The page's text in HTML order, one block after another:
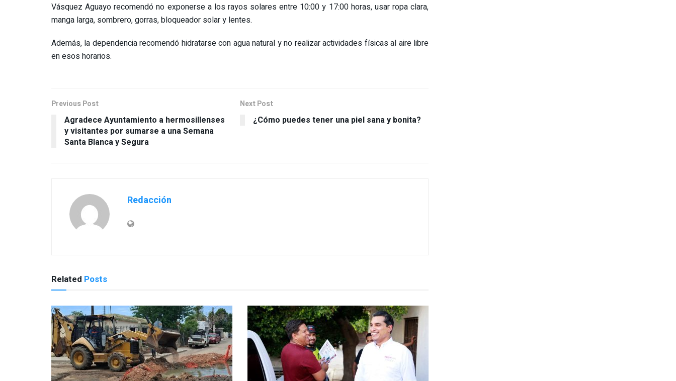
Vásquez Aguayo recomendó no exponerse a los rayos solares entre 10:00 y 17:00 horas, usar ropa clara,
manga larga, sombrero, gorras, bloqueador solar y lentes.
Además, la dependencia recomendó hidratarse con agua natural y no realizar actividades físicas al aire libre
en esos horarios.
Previous Post
Agradece Ayuntamiento a hermosillenses
y visitantes por sumarse a una Semana
Santa Blanca y Segura
Next Post
¿Cómo puedes tener una piel sana y bonita?
Redacción
Related Posts